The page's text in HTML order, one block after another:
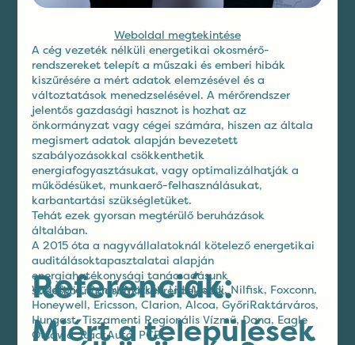
Weboldal megtekintése
A cég vezeték nélküli energetikai okosmérő-
rendszereket telepít a műszaki és emberi hibák
kiszűrésére a mért adatok elemzésével és a
változtatások menedzselésével. A mérőrendszer
jelentős gazdasági hasznot is hozhat az
önkormányzat vagy cégei számára, hiszen az általa
megismert adatok alapján bevezetett
szabályozásokkal csökkenthetik
energiafogyasztásukat, vagy optimalizálhatják a
működésüket, munkaerő-felhasználásukat,
karbantartási szükségletüket.
Tehát ezek gyorsan megtérülő beruházások
általában.
A 2015 óta a nagyvállalatoknál kötelező energetikai
auditálásoktapasztalatai alapján
energiahatékonysági tanácsadásunk
széleskörűtudásbázissal rendelkezik.
Referenciák:
Vodafone, Penny Market, Lidl,Mondi, Nilfisk, Foxconn,
Honeywell, Ericsson, Clarion, Alcoa, GyőriRaktárváros,
Hungast, Tiszamenti Regionális Vízmű, Dana, Eagle
Ottawa, RackAutó, PCE
Miért a települések